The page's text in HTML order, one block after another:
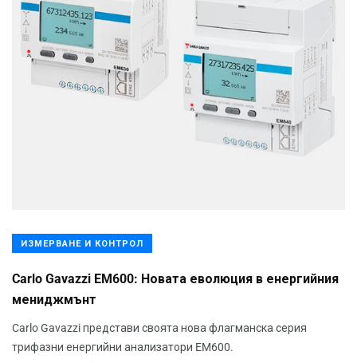
ИЗМЕРВАНЕ И КОНТРОЛ
Carlo Gavazzi EM600: Новата еволюция в енергийния
мениджмънт
Carlo Gavazzi представи своята нова флагманска серия
трифазни енергийни анализатори EM600.